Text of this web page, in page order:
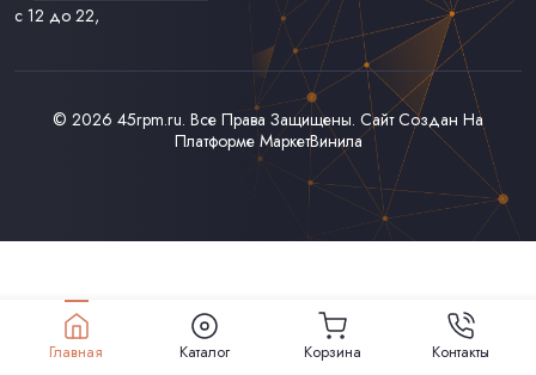
с 12 до 22,
© 2026 45rpm.ru. Все Права Защищены. Сайт Создан На
Платформе МаркетВинила
Главная Каталог Корзина Контакты